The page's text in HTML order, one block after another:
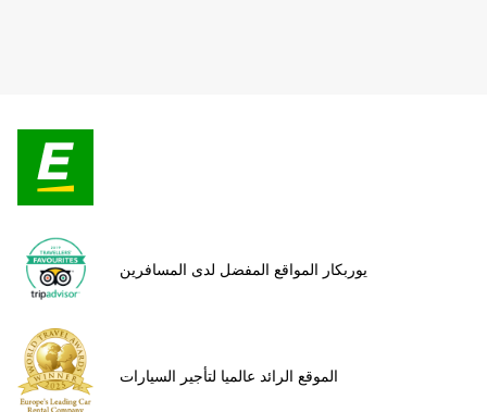
يوربكار المواقع المفضل لدى المسافرين
الموقع الرائد عالميا لتأجير السيارات